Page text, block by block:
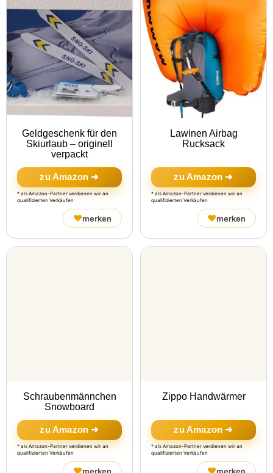
Geldgeschenk für den
Skiurlaub – originell
verpackt
zu Amazon ➜
* als Amazon-Partner verdienen wir an
qualifizierten Verkäufen
♥merken
Lawinen Airbag
Rucksack
zu Amazon ➜
* als Amazon-Partner verdienen wir an
qualifizierten Verkäufen
♥merken
Schraubenmännchen
Snowboard
zu Amazon ➜
* als Amazon-Partner verdienen wir an
qualifizierten Verkäufen
merken
Zippo Handwärmer
zu Amazon ➜
* als Amazon-Partner verdienen wir an
qualifizierten Verkäufen
merken